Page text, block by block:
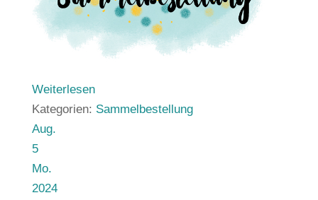
Weiterlesen
Kategorien: Sammelbestellung
Aug.
5
Mo.
2024